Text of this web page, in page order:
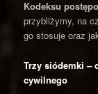
Kodeksu
przybliżymy, na
go stosuje oraz
Trzy siódemki –
cywilnego